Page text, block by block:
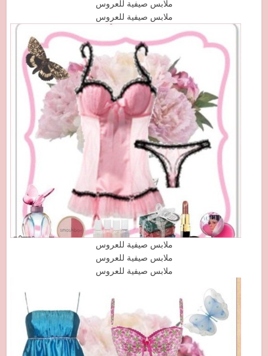
ملابس صيفية للعروس
ملابس صيفية للعروس
ملابس صيفية للعروس
ملابس صيفية للعروس
ملابس صيفية للعروس